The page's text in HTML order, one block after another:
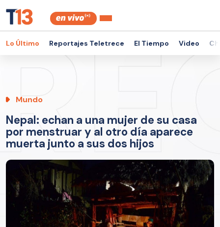
Lo Último Reportajes Teletrece El Tiempo Video
Mundo
Nepal: echan a una mujer de su casa
por menstruar y al otro día aparece
muerta junto a sus dos hijos